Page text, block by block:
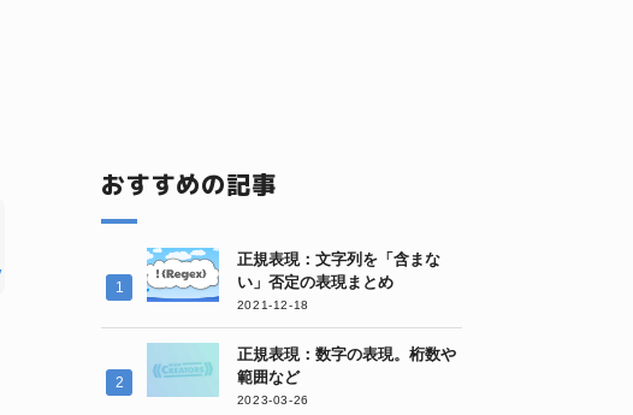
おすすめの記事
正規表現：文字列を「含まな
い」否定の表現まとめ
2021-12-18
正規表現：数字の表現。桁数や
範囲など
2023-03-26